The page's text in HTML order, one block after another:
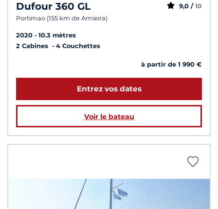
Dufour 360 GL
Portimao (155 km de Amieira)
9,0 / 10
2020
10.3 mètres
2 Cabines
4 Couchettes
à partir de 1 990 €
Entrez vos dates
Voir le bateau